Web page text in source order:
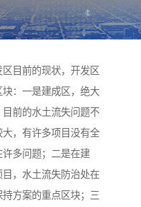
区目前的现状，开发区
：一是建成区，绝大
前的水土流失问题不
，有许多项目没有全
多问题；二是在建
，水土流失防治处在
方案的重点区块；三